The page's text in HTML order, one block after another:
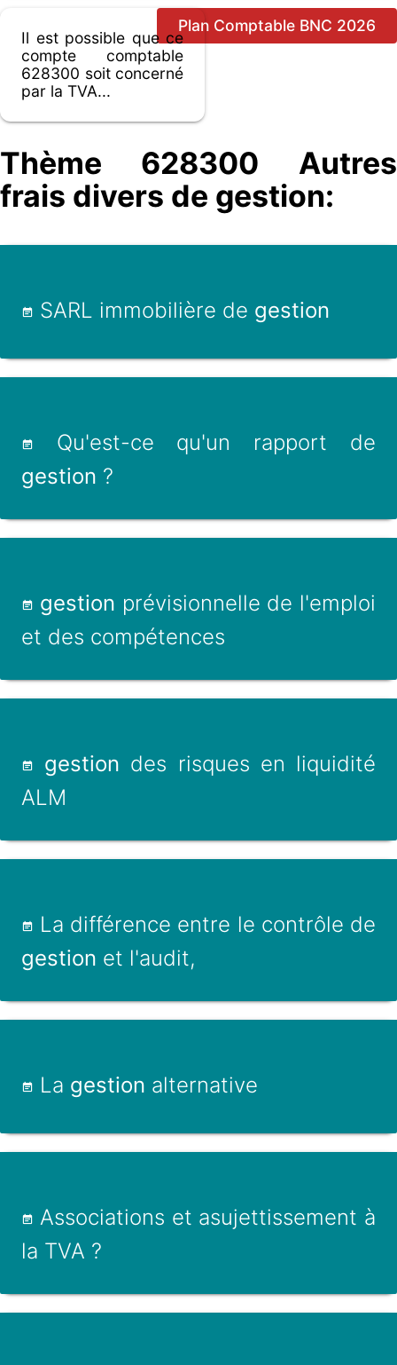
Plan Comptable BNC 2026
Il est possible que ce
compte comptable
628300 soit concerné
par la TVA...
Thème 628300 Autres
frais divers de gestion:
SARL immobilière de gestion
Qu'est-ce qu'un rapport de
gestion ?
gestion prévisionnelle de l'emploi
et des compétences
gestion des risques en liquidité
ALM
La différence entre le contrôle de
gestion et l'audit,
La gestion alternative
Associations et asujettissement à
la TVA ?